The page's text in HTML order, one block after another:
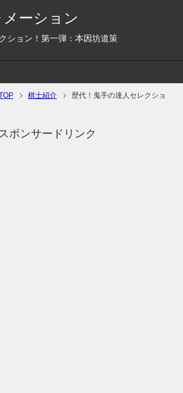
ーション
ション！第一弾：本因坊道策
棋士紹介
歴代！鬼手の達人セレクショ
スポンサードリンク